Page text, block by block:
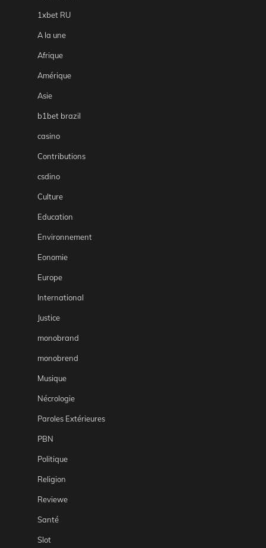
1xbet RU
A la une
Afrique
Amérique
Asie
b1bet brazil
casino
Contributions
csdino
Culture
Education
Environnement
Eonomie
Europe
International
Justice
monobrand
monobrend
Musique
Nécrologie
Paroles Extérieures
PBN
Politique
Religion
Reviewe
Santé
Slot